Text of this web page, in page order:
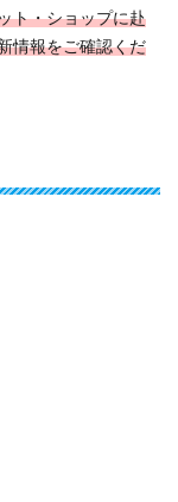
ト・ショップに赴
情報をご確認くだ